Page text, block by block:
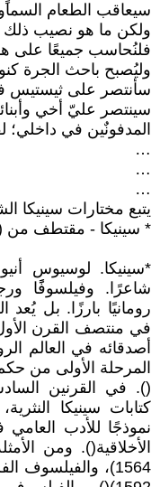
سيعاقب الطعام
ولكن ما هو نصيب ذلك
فلنُحاسب جميعًا على
وليُصبح باحث الجرة
سأنتصر على ثيستيس
سينتصر عليّ أخي
المدفونٌين في
…
…
…
يتبع مختارات سينيكا
* سينيكا - مقتطف
شاعرًا. وفيلسوفًًا
رومانيًا بارزًا. بل
في منتصف القرن الأول
(). في القرنين
كتابات سينيكا
نموذجًا للأدب